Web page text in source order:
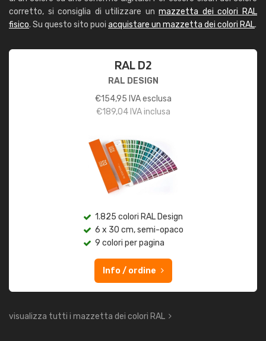
corretto, si consiglia di utilizzare unmazzetta dei colori RAL
fisico. Su questo sito puoi acquistare un mazzetta dei colori RAL.
RAL D2
RAL DESIGN
€154,95 IVA esclusa
€189,04IVA inclusa
1.825 colori RAL Design
6 x 30 cm, semi-opaco
9 colori per pagina
Info / ordine
visualizza tutti i mazzetta dei colori RAL